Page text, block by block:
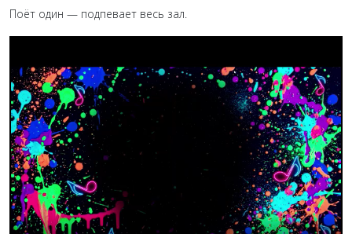
Поёт один — подпевает весь зал.